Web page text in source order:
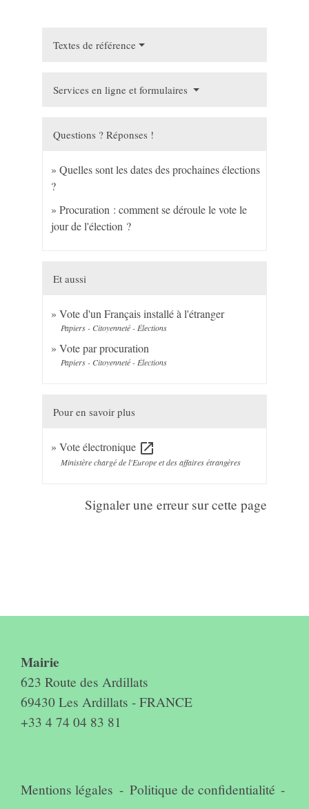
Textes de référence
Services en ligne et formulaires
Questions ? Réponses !
Quelles sont les dates des prochaines élections
?
Procuration : comment se déroule le vote le
jour de l'élection ?
Et aussi
Vote d'un Français installé à l'étranger
Papiers - Citoyenneté - Élections
Vote par procuration
Papiers - Citoyenneté - Élections
Pour en savoir plus
Vote électronique open_in_new
Ministère chargé de l'Europe et des affaires étrangères
Signaler une erreur sur cette page
Mairie
623 Route des Ardillats
69430 Les Ardillats - FRANCE
+33 4 74 04 83 81
Mentions légales - Politique de confidentialité -